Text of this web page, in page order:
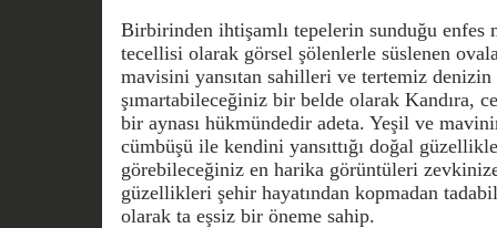
Birbirinden ihtişamlı tepelerin sunduğu
tecellisi olarak görsel şölenlerle süslenen
mavisini yansıtan sahilleri ve tertemiz
şımartabileceğiniz bir belde olarak Kandıra,
bir aynası hükmündedir adeta. Yeşil ve
cümbüşü ile kendini yansıttığı doğal
görebileceğiniz en harika görüntüleri
güzellikleri şehir hayatından kopmadan
olarak ta eşsiz bir öneme sahip.